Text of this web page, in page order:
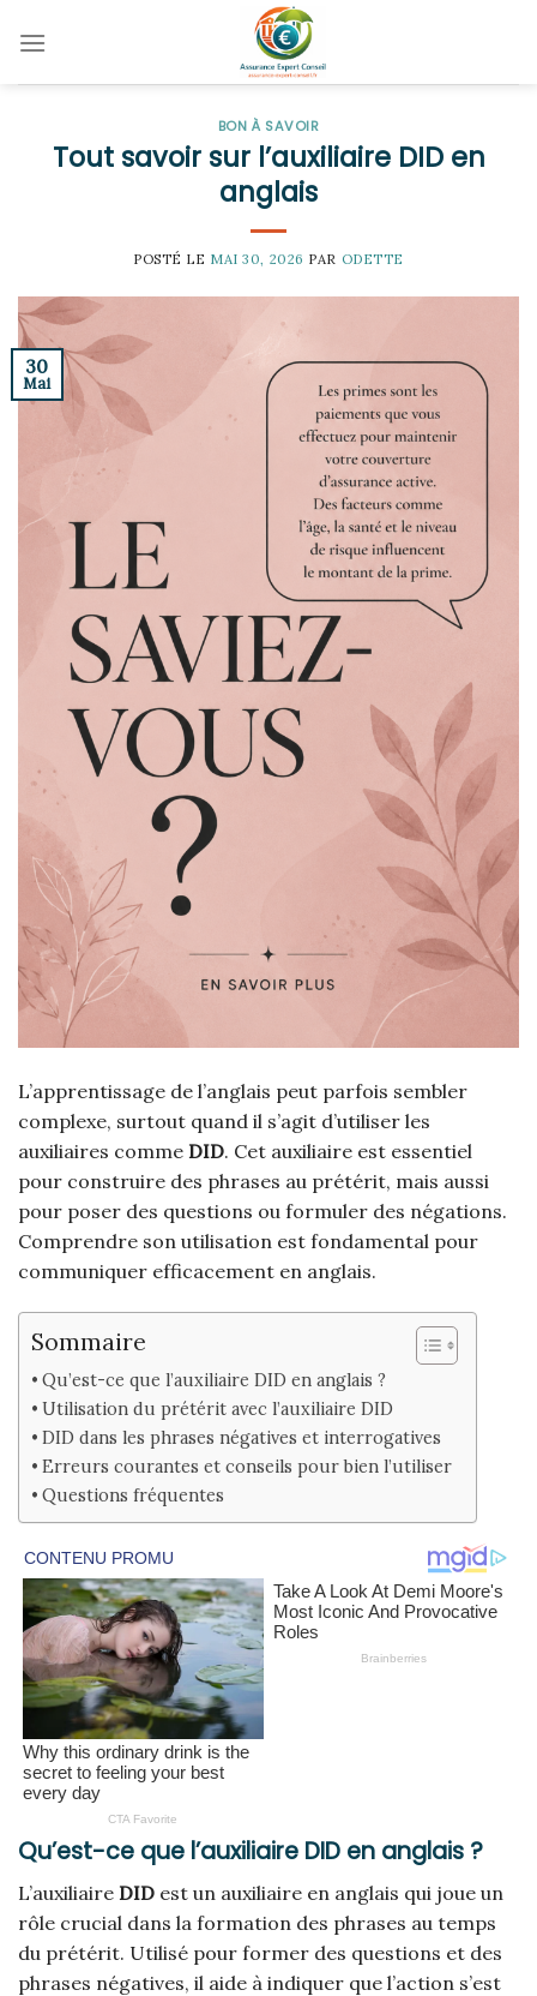
BON À SAVOIR
Tout savoir sur l’auxiliaire DID en
anglais
POSTÉ LE MAI 30, 2026 PAR ODETTE
30
Mai
L’apprentissage de l’anglais peut parfois sembler
complexe, surtout quand il s’agit d’utiliser les
auxiliaires comme DID. Cet auxiliaire est essentiel
pour construire des phrases au prétérit, mais aussi
pour poser des questions ou formuler des négations.
Comprendre son utilisation est fondamental pour
communiquer efficacement en anglais.
Sommaire
Qu’est-ce que l’auxiliaire DID en anglais ?
Utilisation du prétérit avec l’auxiliaire DID
DID dans les phrases négatives et interrogatives
Erreurs courantes et conseils pour bien l’utiliser
Questions fréquentes
Qu’est-ce que l’auxiliaire DID en anglais ?
L’auxiliaire DID est un auxiliaire en anglais qui joue un
rôle crucial dans la formation des phrases au temps
du prétérit. Utilisé pour former des questions et des
phrases négatives, il aide à indiquer que l’action s’est